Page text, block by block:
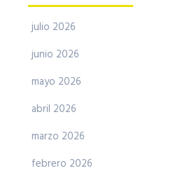
julio 2026
junio 2026
mayo 2026
abril 2026
marzo 2026
febrero 2026